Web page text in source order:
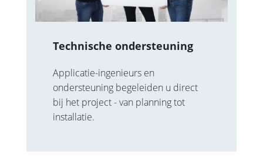
Technische ondersteuning
Applicatie-ingenieurs en
ondersteuning begeleiden u direct
bij het project - van planning tot
installatie.